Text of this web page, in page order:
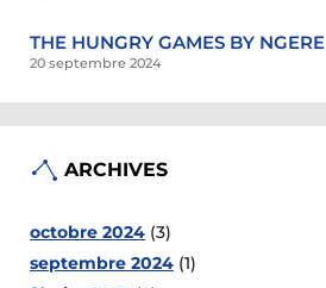
THE HUNGRY GAMES BY NGERE
20 septembre 2024
ARCHIVES
octobre 2024 (3)
septembre 2024 (1)